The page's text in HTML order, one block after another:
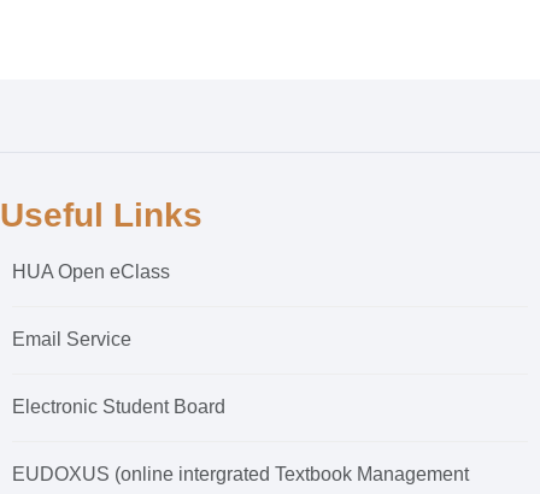
Useful Links
HUA Open eClass
Email Service
Electronic Student Board
EUDOXUS (online intergrated Textbook Management